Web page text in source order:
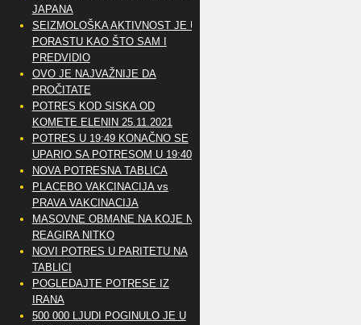
JAPANA
SEIZMOLOŠKA AKTIVNOST JE U
PORASTU KAO ŠTO SAM I
PREDVIDIO
OVO JE NAJVAŽNIJE DA
PROČITATE
POTRES KOD SISKA OD
KOMETE ELENIN 25.11.2021
POTRES U 19:49 KONAČNO SE
UPARIO SA POTRESOM U 19:40
NOVA POTRESNA TABLICA
PLACEBO VAKCINACIJA vs
PRAVA VAKCINACIJA
MASOVNE OBMANE NA KOJE NE
REAGIRA NITKO
NOVI POTRES U PARITETU NA
TABLICI
POGLEDAJTE POTRESE IZ
IRANA
500 000 LJUDI POGINULO JE U